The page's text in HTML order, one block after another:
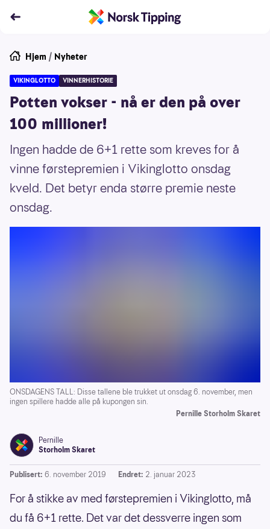
Hjem / Nyheter
VIKINGLOTTO VINNERHISTORIE
Potten vokser - nå er den på over
100 millioner!
Ingen hadde de 6+1 rette som kreves for å
vinne førstepremien i Vikinglotto onsdag
kveld. Det betyr enda større premie neste
onsdag.
ONSDAGENS TALL: Disse tallene ble trukket ut onsdag 6. november, men
ingen spillere hadde alle på kupongen sin.
Pernille Storholm Skaret
Pernille
Storholm Skaret
Publisert: 6. november 2019 Endret: 2. januar 2023
For å stikke av med førstepremien i Vikinglotto, må
du få 6+1 rette. Det var det dessverre ingen som